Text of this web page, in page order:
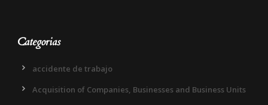
Categorias
accidente de trabajo
Acquisition of Companies, Businesses and Business Units